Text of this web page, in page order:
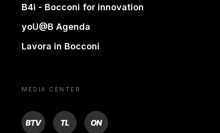
B4i - Bocconi for innovation
yoU@B Agenda
Lavora in Bocconi
MEDIA CENTER
BTV TL ON